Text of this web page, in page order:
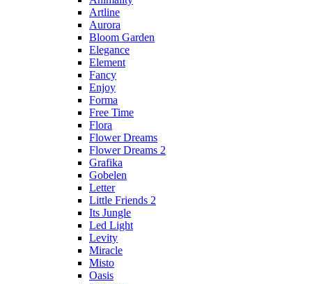
Artline
Aurora
Bloom Garden
Elegance
Element
Fancy
Enjoy
Forma
Free Time
Flora
Flower Dreams
Flower Dreams 2
Grafika
Gobelen
Letter
Little Friends 2
Its Jungle
Led Light
Levity
Miracle
Misto
Oasis